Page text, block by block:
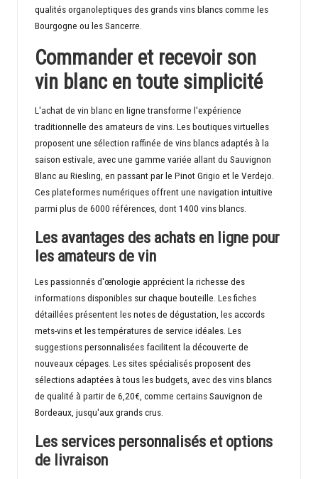
qualités organoleptiques des grands vins blancs comme les
Bourgogne ou les Sancerre.
Commander et recevoir son
vin blanc en toute simplicité
L'achat de vin blanc en ligne transforme l'expérience
traditionnelle des amateurs de vins. Les boutiques virtuelles
proposent une sélection raffinée de vins blancs adaptés à la
saison estivale, avec une gamme variée allant du Sauvignon
Blanc au Riesling, en passant par le Pinot Grigio et le Verdejo.
Ces plateformes numériques offrent une navigation intuitive
parmi plus de 6000 références, dont 1400 vins blancs.
Les avantages des achats en ligne pour
les amateurs de vin
Les passionnés d'œnologie apprécient la richesse des
informations disponibles sur chaque bouteille. Les fiches
détaillées présentent les notes de dégustation, les accords
mets-vins et les températures de service idéales. Les
suggestions personnalisées facilitent la découverte de
nouveaux cépages. Les sites spécialisés proposent des
sélections adaptées à tous les budgets, avec des vins blancs
de qualité à partir de 6,20€, comme certains Sauvignon de
Bordeaux, jusqu'aux grands crus.
Les services personnalisés et options
de livraison